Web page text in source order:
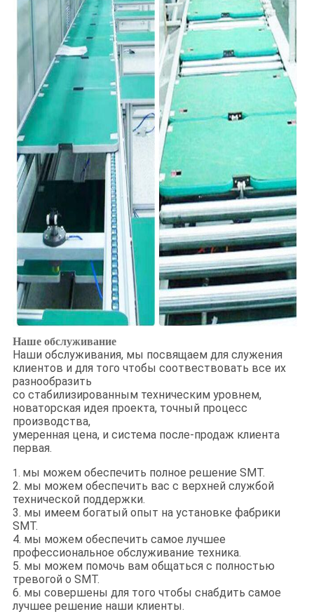
Наше обслуживание
Наши обслуживания, мы посвящаем для служения
клиентов и для того чтобы соотвествовать все их
разнообразить
со стабилизированным техническим уровнем,
новаторская идея проекта, точный процесс
производства,
умеренная цена, и система после-продаж клиента
первая.
1. мы можем обеспечить полное решение SMT.
2. мы можем обеспечить вас с верхней службой
технической поддержки.
3. мы имеем богатый опыт на установке фабрики
SMT.
4. мы можем обеспечить самое лучшее
профессиональное обслуживание техника.
5. мы можем помочь вам общаться с полностью
тревогой о SMT.
6. мы совершены для того чтобы снабдить самое
лучшее решение наши клиенты.